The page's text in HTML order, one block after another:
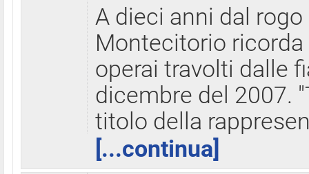
A dieci anni dal
Montecitorio
operai travolti dalle
dicembre del 2007.
titolo della
[...continua]